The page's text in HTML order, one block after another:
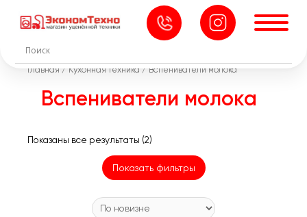
Главная / Кухонная техника / Вспениватели молока
Вспениватели молока
Показаны все результаты (2)Сортировка:
самые
недавние
Показать фильтры